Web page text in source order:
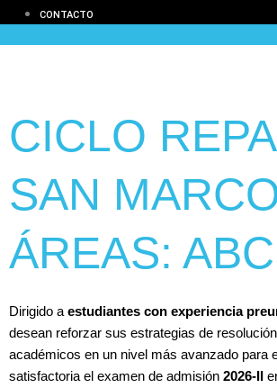
CONTACTO
CICLO
SAN
ÁREAS:
Dirigido a estudiantes con experiencia
desean reforzar sus estrategias de
académicos en un nivel más avanzado para
satisfactoria el examen de admisión 2026-II